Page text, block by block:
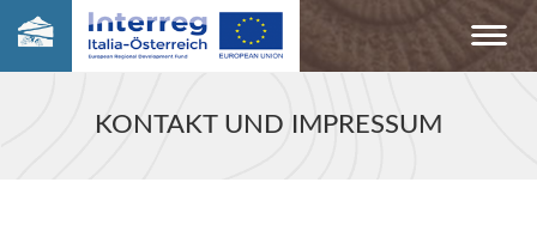
KONTAKT UND IMPRESSUM